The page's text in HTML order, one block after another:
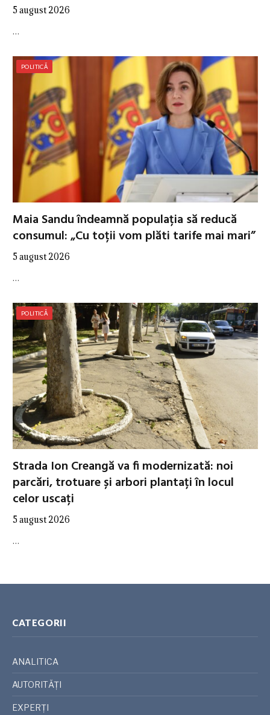
5 august 2026
…
POLITICĂ
Maia Sandu îndeamnă populația să reducă
consumul: „Cu toții vom plăti tarife mai mari”
5 august 2026
…
POLITICĂ
Strada Ion Creangă va fi modernizată: noi
parcări, trotuare și arbori plantați în locul
celor uscați
5 august 2026
…
CATEGORII
ANALITICA
AUTORITĂȚI
EXPERȚI